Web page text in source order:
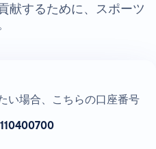
献するために、スポーツ
い場合、こちらの口座番号